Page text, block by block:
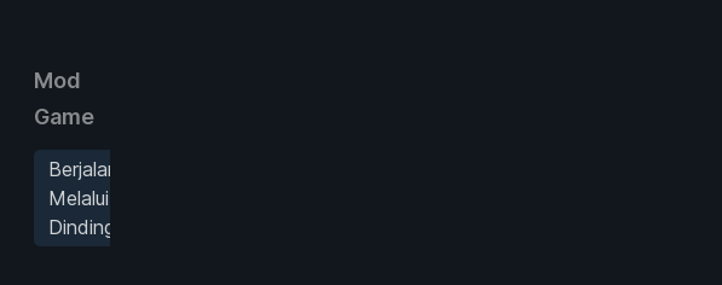
Mod
Game
Berjalan
Melalui
Dinding